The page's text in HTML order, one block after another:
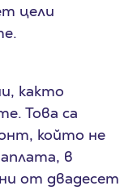
цели
както
Това са
който не
в
от двадесет